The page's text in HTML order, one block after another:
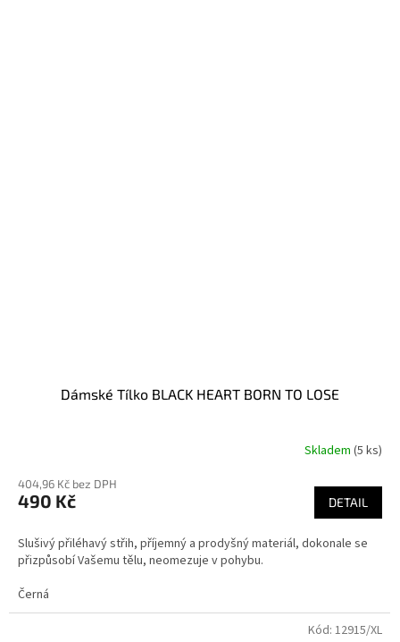
Dámské Tílko BLACK HEART BORN TO LOSE
Skladem (5 ks)
404,96 Kč bez DPH
490 Kč DETAIL
Slušivý přiléhavý střih, příjemný a prodyšný materiál, dokonale se
přizpůsobí Vašemu tělu, neomezuje v pohybu.
Černá
Kód: 12915/XL